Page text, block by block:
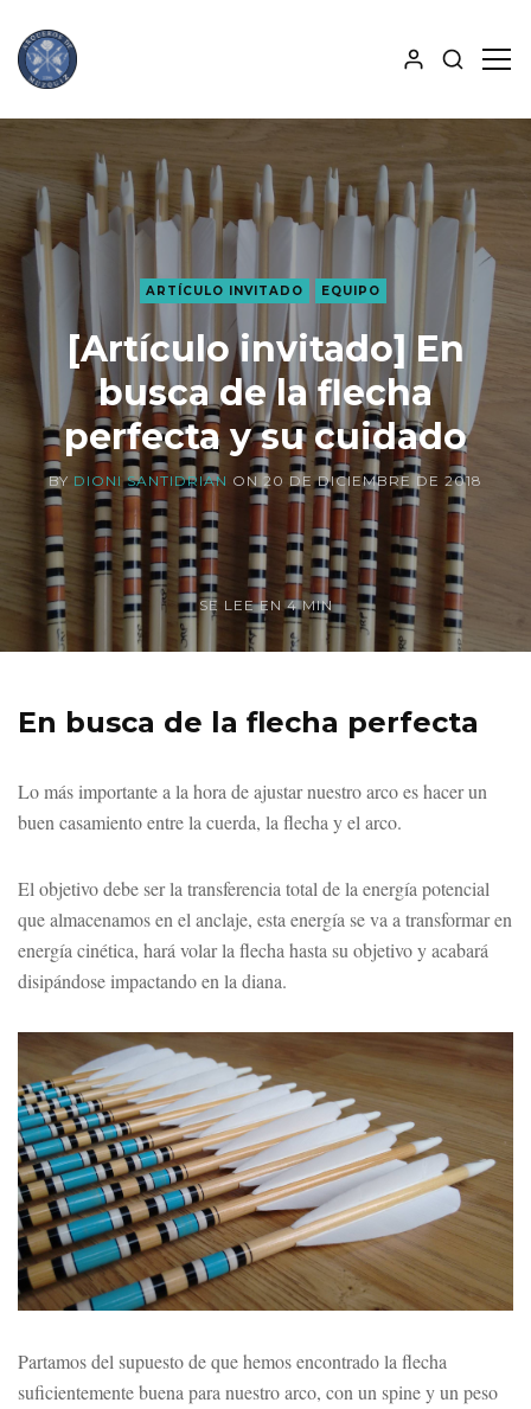
ARTÍCULO INVITADO EQUIPO
[Artículo invitado] En
busca de la flecha
perfecta y su cuidado
BY DIONI SANTIDRIAN ON 20 DE DICIEMBRE DE 2018
SE LEE EN 4 MIN
En busca de la flecha perfecta
Lo más importante a la hora de ajustar nuestro arco es hacer un
buen casamiento entre la cuerda, la flecha y el arco.
El objetivo debe ser la transferencia total de la energía potencial
que almacenamos en el anclaje, esta energía se va a transformar en
energía cinética, hará volar la flecha hasta su objetivo y acabará
disipándose impactando en la diana.
Partamos del supuesto de que hemos encontrado la flecha
suficientemente buena para nuestro arco, con un spine y un peso